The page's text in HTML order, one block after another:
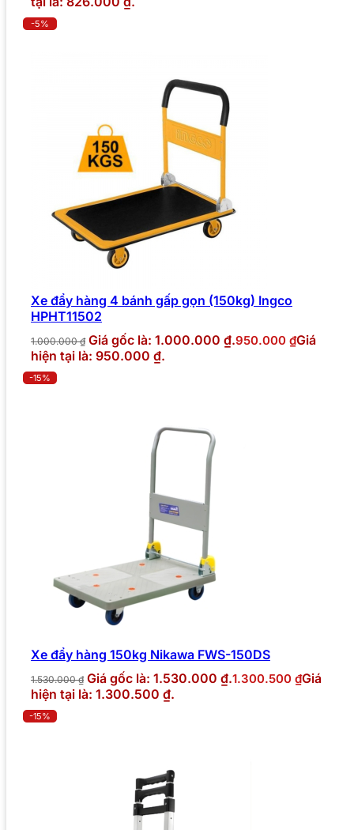
-5%
Xe đẩy hàng 4 bánh gấp gọn (150kg) Ingco
HPHT11502
1.000.000₫ Giá gốc là: 1.000.000 ₫.950.000 ₫Giá
hiện tại là: 950.000 ₫.
-15%
Xe đẩy hàng 150kg Nikawa FWS-150DS
1.530.000₫ Giá gốc là: 1.530.000 ₫.1.300.500 ₫Giá
hiện tại là: 1.300.500 ₫.
-15%